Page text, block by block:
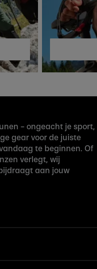
– ongeacht je sport,
gear voor de juiste
te beginnen. Of
verlegt, wij
aan jouw